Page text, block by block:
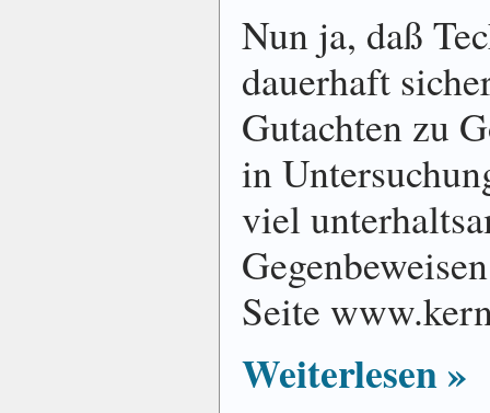
Nun ja, daß
dauerhaft
Gutachten zu
in
viel
Seite
Weiterlesen »